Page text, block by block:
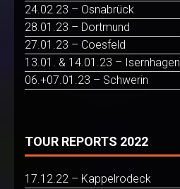
24.02.23 – Osnabrück
28.01.23 – Dortmund
27.01.23 – Coesfeld
13.01. & 14.01.23 – Isernhagen
06.+07.01.23 – Schwerin
TOUR REPORTS 2022
17.12.22 – Kappelrodeck